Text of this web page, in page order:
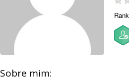
Sobre mim: